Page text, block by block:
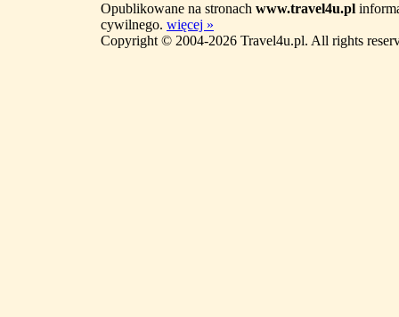
Opublikowane na stronach www.travel4u.pl
cywilnego. więcej »
Copyright © 2004-2026 Travel4u.pl. All rights